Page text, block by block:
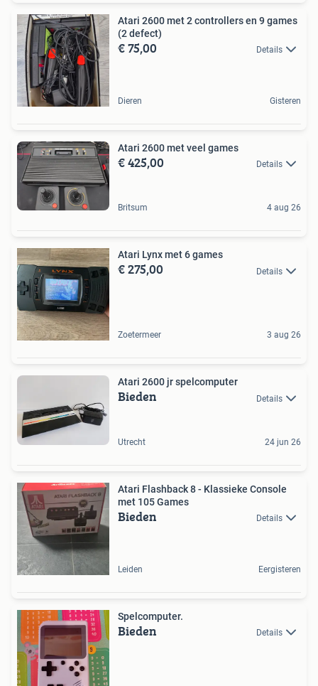
Atari 2600 met 2 controllers en 9 games
(2 defect)
€ 75,00 Details
Dieren Gisteren
Atari 2600 met veel games
€ 425,00 Details
Britsum 4 aug 26
Atari Lynx met 6 games
€ 275,00 Details
Zoetermeer 3 aug 26
Atari 2600 jr spelcomputer
Bieden Details
Utrecht 24 jun 26
Atari Flashback 8 - Klassieke Console
met 105 Games
Bieden Details
Leiden Eergisteren
Spelcomputer.
Bieden Details